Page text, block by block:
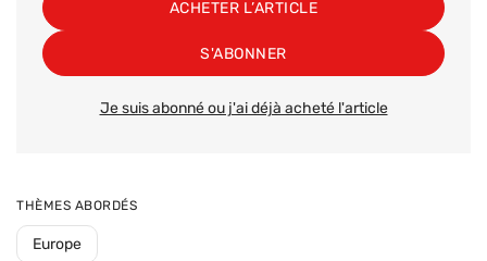
ACHETER L’ARTICLE
S'ABONNER
Je suis abonné ou j'ai déjà acheté l'article
THÈMES ABORDÉS
Europe